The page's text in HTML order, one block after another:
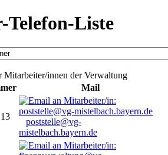
Liste
Mitarbeiter/innen der Verwaltung
Mail
poststelle@vg-
mistelbach.bayern.de